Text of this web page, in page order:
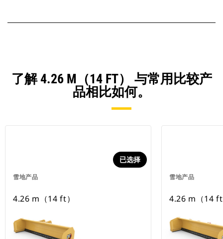
了解 4.26 M（14 FT） 与常用比较产
品相比如何。
雪地产品
已选择
4.26 m（14 ft）
雪地产品
4.26 m（14